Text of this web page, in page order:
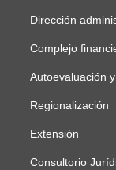
Dirección
Complejo
Autoevaluación
Regionalización
Extensión
Consultorio